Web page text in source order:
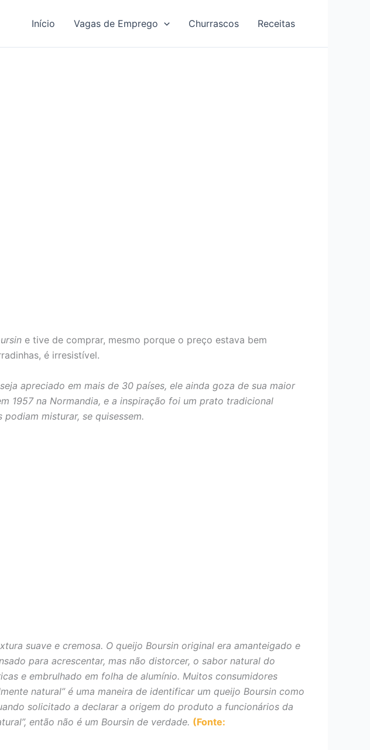
Início Vagas de Emprego Churrascos Receitas
e tive de comprar, mesmo porque o preço estava bem
é irresistível.
apreciado em mais de 30 países, ele ainda goza de sua maior
1957 na Normandia, e a inspiração foi um prato tradicional
misturar, se quisessem.
suave e cremosa. O queijo Boursin original era amanteigado e
para acrescentar, mas não distorcer, o sabor natural do
e embrulhado em folha de alumínio. Muitos consumidores
natural” é uma maneira de identificar um queijo Boursin como
solicitado a declarar a origem do produto a funcionários da
então não é um Boursin de verdade. (Fonte: